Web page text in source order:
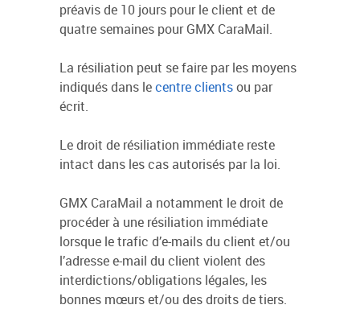
préavis de 10 jours pour le client et de
quatre semaines pour GMX CaraMail.
La résiliation peut se faire par les moyens
indiqués dans lecentre clientsou par
écrit.
Le droit de résiliation immédiate reste
intact dans les cas autorisés par la loi.
GMX CaraMail a notamment le droit de
procéder à une résiliation immédiate
lorsque le trafic d’e-mails du client et/ou
l’adresse e-mail du client violent des
interdictions/obligations légales, les
bonnes mœurs et/ou des droits de tiers.